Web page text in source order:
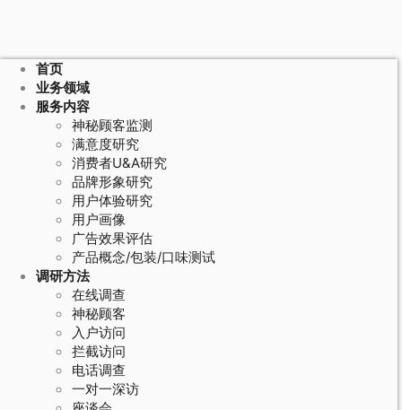
首页
业务领域
服务内容
神秘顾客监测
满意度研究
消费者U&A研究
品牌形象研究
用户体验研究
用户画像
广告效果评估
产品概念/包装/口味测试
调研方法
在线调查
神秘顾客
入户访问
拦截访问
电话调查
一对一深访